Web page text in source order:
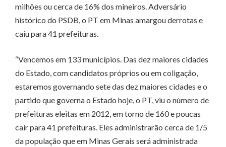
milhões ou cerca de 16% dos mineiros. Adversário
histórico do PSDB, o PT em Minas amargou derrotas e
caiu para 41 prefeituras.
“Vencemos em 133 municípios. Das dez maiores cidades
do Estado, com candidatos próprios ou em coligação,
estaremos governando sete das dez maiores cidades e o
partido que governa o Estado hoje, o PT, viu o número de
prefeituras eleitas em 2012, em torno de 160 e poucas
cair para 41 prefeituras. Eles administrarão cerca de 1/5
da população que em Minas Gerais será administrada